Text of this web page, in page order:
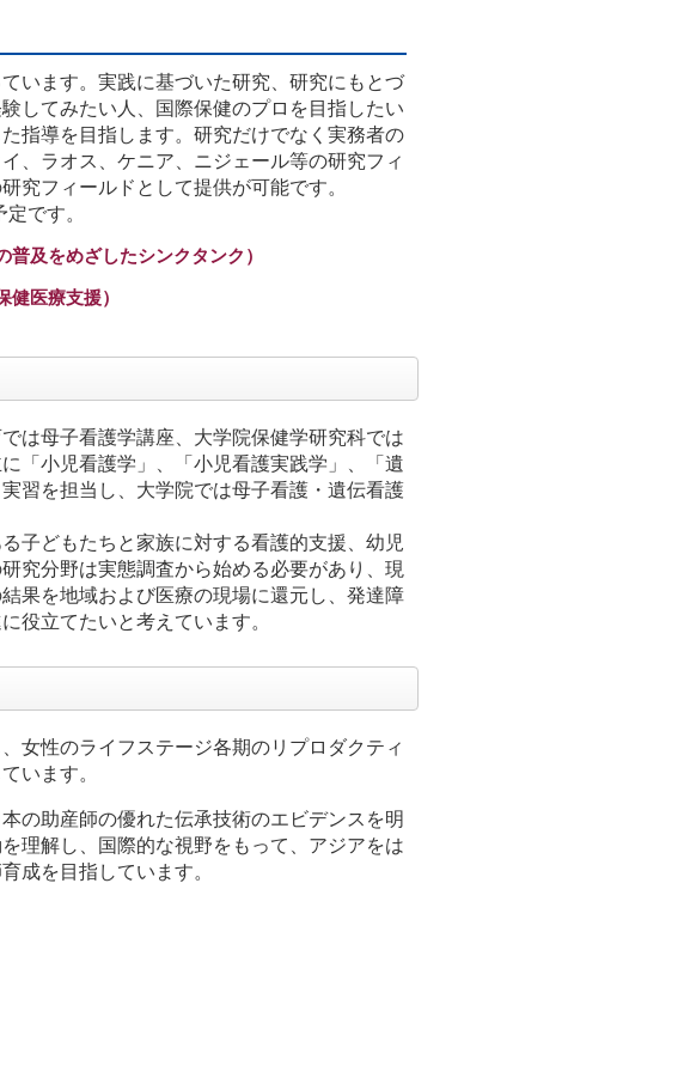
います。実践に基づいた研究、研究にもとづ
してみたい人、国際保健のプロを目指したい
指導を目指します。研究だけでなく実務者の
、ラオス、ケニア、ニジェール等の研究フィ
究フィールドとして提供が可能です。
です。
及をめざしたシンクタンク）
医療支援）
は母子看護学講座、大学院保健学研究科では
「小児看護学」、「小児看護実践学」、「遺
習を担当し、大学院では母子看護・遺伝看護
子どもたちと家族に対する看護的支援、幼児
究分野は実態調査から始める必要があり、現
果を地域および医療の現場に還元し、発達障
役立てたいと考えています。
女性のライフステージ各期のリプロダクティ
います。
の助産師の優れた伝承技術のエビデンスを明
理解し、国際的な視野をもって、アジアをは
成を目指しています。